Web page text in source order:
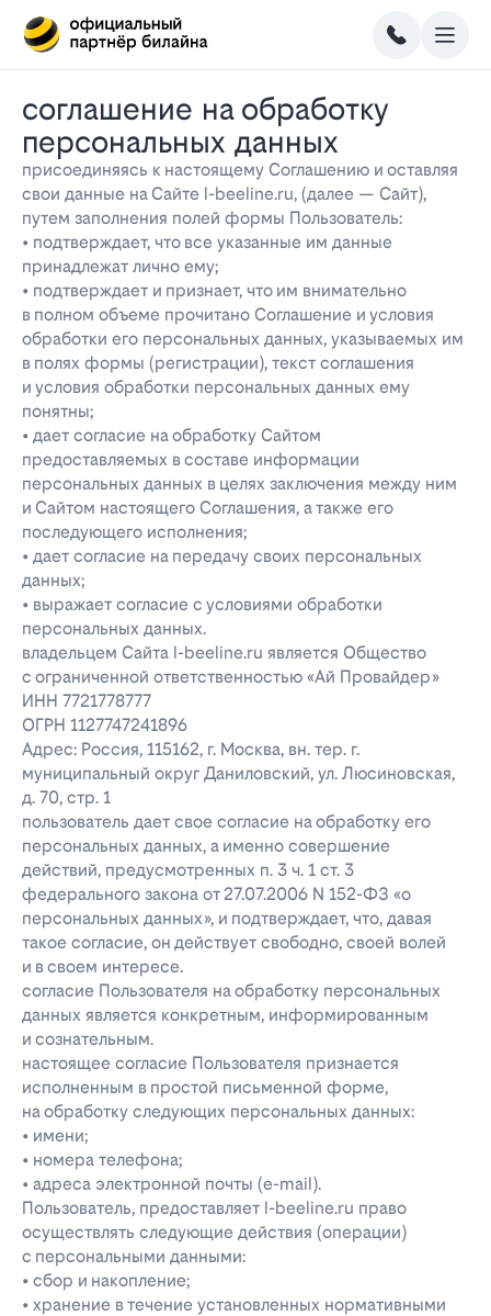
соглашение на обработку
персональных данных
присоединяясь к настоящему Соглашению и оставляя
свои данные на Сайте l-beeline.ru, (далее — Сайт),
путем заполнения полей формы Пользователь:
• подтверждает, что все указанные им данные
принадлежат лично ему;
• подтверждает и признает, что им внимательно
в полном объеме прочитано Соглашение и условия
обработки его персональных данных, указываемых им
в полях формы (регистрации), текст соглашения
и условия обработки персональных данных ему
понятны;
• дает согласие на обработку Сайтом
предоставляемых в составе информации
персональных данных в целях заключения между ним
и Сайтом настоящего Соглашения, а также его
последующего исполнения;
• дает согласие на передачу своих персональных
данных;
• выражает согласие с условиями обработки
персональных данных.
владельцем Сайта l-beeline.ru является Общество
с ограниченной ответственностью «Ай Провайдер»
ИНН 7721778777
ОГРН 1127747241896
Адрес: Россия, 115162, г. Москва, вн. тер. г.
муниципальный округ Даниловский, ул. Люсиновская,
д. 70, стр. 1
пользователь дает свое согласие на обработку его
персональных данных, а именно совершение
действий, предусмотренных п. 3 ч. 1 ст. 3
федерального закона от 27.07.2006 N 152-ФЗ «о
персональных данных», и подтверждает, что, давая
такое согласие, он действует свободно, своей волей
и в своем интересе.
согласие Пользователя на обработку персональных
данных является конкретным, информированным
и сознательным.
настоящее согласие Пользователя признается
исполненным в простой письменной форме,
на обработку следующих персональных данных:
• имени;
• номера телефона;
• адреса электронной почты (e-mail).
Пользователь, предоставляет l-beeline.ru право
осуществлять следующие действия (операции)
с персональными данными:
• сбор и накопление;
• хранение в течение установленных нормативными